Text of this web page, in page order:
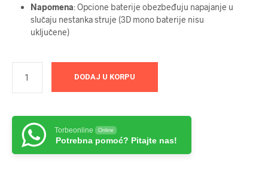
Napomena: Opcione baterije obezbeđuju napajanje u
slučaju nestanka struje (3D mono baterije nisu
uključene)
DODAJ U KORPU
Torbeonline Online
Potrebna pomoć? Pitajte nas!